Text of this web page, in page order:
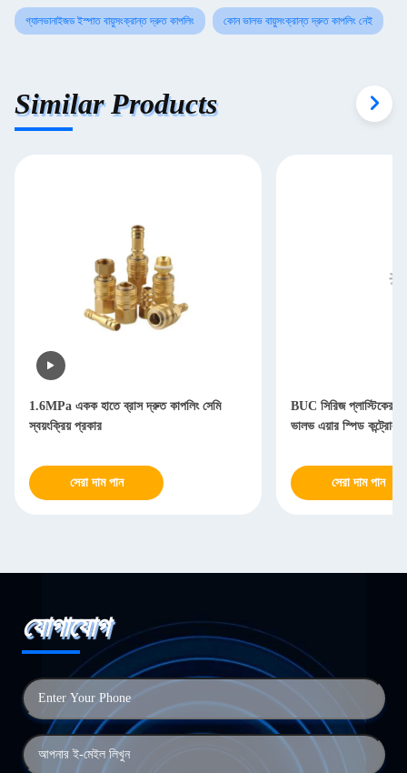
গ্যালভানাইজড ইস্পাত বায়ুসংক্রান্ত দ্রুত কাপলিং কোন ভালভ বায়ুসংক্রান্ত দ্রুত কাপলিং নেই
Similar Products
1.6MPa একক হাতে ব্রাস দ্রুত কাপলিং সেমি
স্বয়ংক্রিয় প্রকার
সেরা দাম পান
BUC সিরিজ প্লাস্টিকের
ভালভ এয়ার স্পিড কন্ট্রোলার
সেরা দাম পান
যোগাযোগ